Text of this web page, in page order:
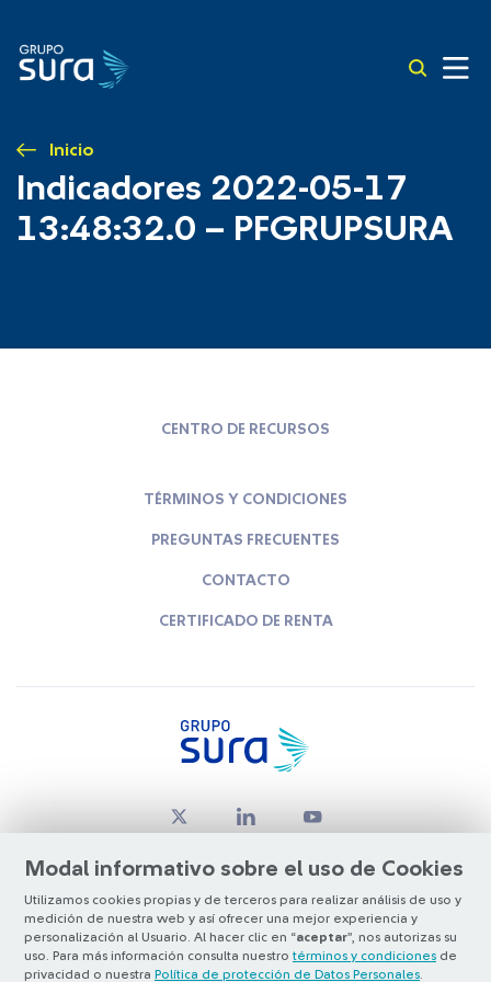
Inicio
Indicadores 2022-05-17
13:48:32.0 – PFGRUPSURA
Modal informativo sobre el uso de Cookies
Utilizamos cookies propias y de terceros para realizar análisis de uso y
medición de nuestra web y así ofrecer una mejor experiencia y
personalización al Usuario. Al hacer clic en “aceptar”, nos autorizas su
uso. Para más información consulta nuestro términos y condiciones de
privacidad o nuestra Política de protección de Datos Personales
CENTRO DE RECURSOS
TÉRMINOS Y CONDICIONES
PREGUNTAS FRECUENTES
CONTACTO
CERTIFICADO DE RENTA
© Copyright Grupo SURA 2026